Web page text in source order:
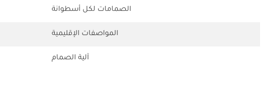
الصمامات لكل أسطوانة
المواصفات الإقليمية
آلية الصمام